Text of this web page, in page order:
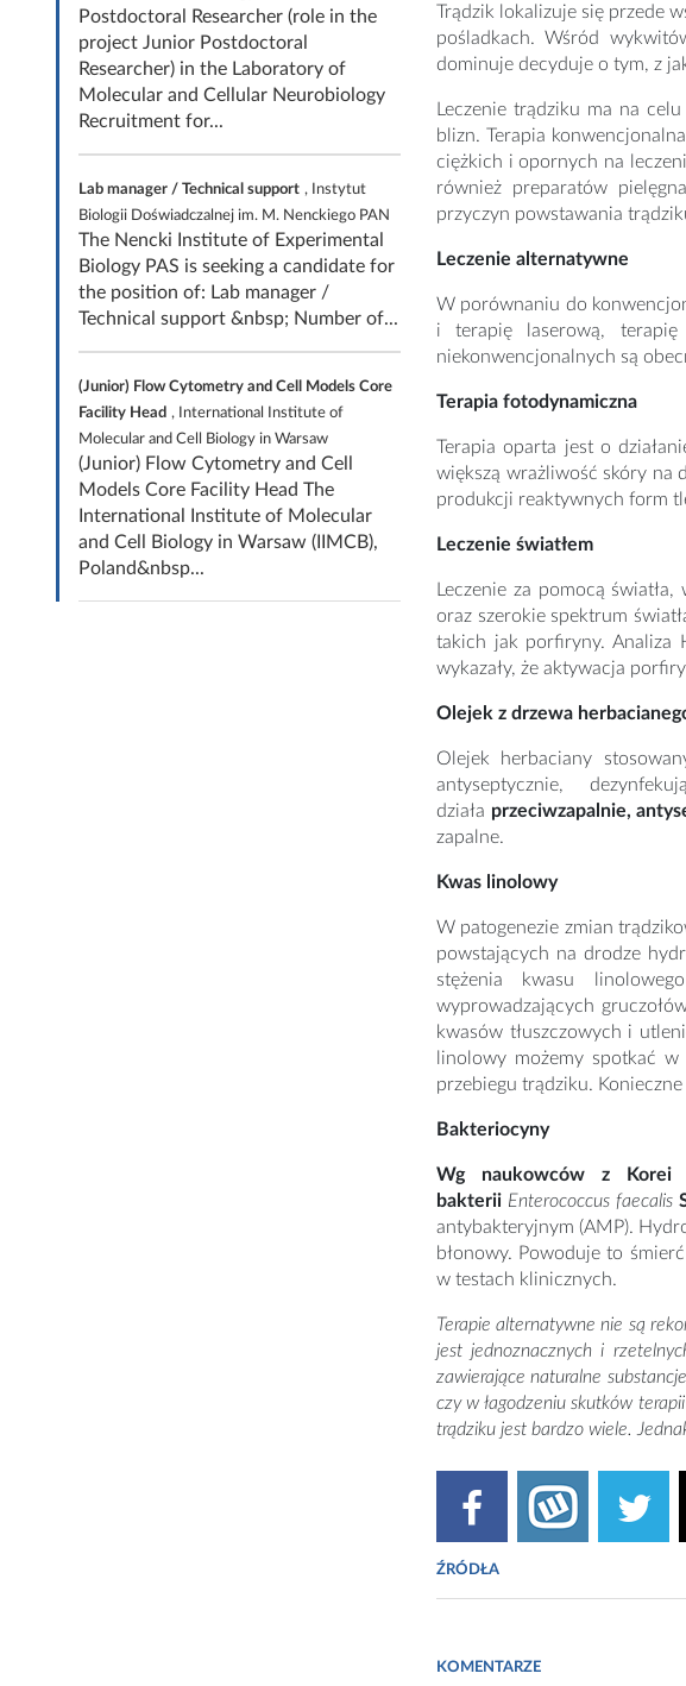
Postdoctoral Researcher (role in the
project Junior Postdoctoral
Researcher) in the Laboratory of
Molecular and Cellular Neurobiology
Recruitment for...
Lab manager / Technical support , Instytut
Biologii Doświadczalnej im. M. Nenckiego PAN
The Nencki Institute of Experimental
Biology PAS is seeking a candidate for
the position of: Lab manager /
Technical support &nbsp; Number of...
(Junior) Flow Cytometry and Cell Models Core
Facility Head , International Institute of
Molecular and Cell Biology in Warsaw
(Junior) Flow Cytometry and Cell
Models Core Facility Head The
International Institute of Molecular
and Cell Biology in Warsaw (IIMCB),
Poland&nbsp...
Trądzik lokalizuje się przede
pośladkach. Wśród
dominuje decyduje o tym, z
Leczenie trądziku ma na
blizn. Terapia
ciężkich i opornych na
również preparatów
przyczyn powstawania
Leczenie alternatywne
W porównaniu do
i terapię laserową, terapię
niekonwencjonalnych są
Terapia fotodynamiczna
Terapia oparta jest o
większą wrażliwość skóry na
produkcji reaktywnych form
Leczenie światłem
Leczenie za pomocą
oraz szerokie spektrum
takich jak porfiryny. Analiza
wykazały, że aktywacja
Olejek z drzewa
Olejek herbaciany
antyseptycznie,
działa przeciwzapalnie,
zapalne.
Kwas linolowy
W patogenezie zmian
powstających na drodze
stężenia kwasu
wyprowadzających
kwasów tłuszczowych i
linolowy możemy spotkać
przebiegu trądziku. Konieczne
Bakteriocyny
Wg naukowców z Korei
bakterii Enterococcus faecalis
antybakteryjnym (AMP).
błonowy. Powoduje to
w testach klinicznych.
Terapie alternatywne nie są
jest jednoznacznych i
zawierające naturalne
czy w łagodzeniu skutków
trądziku jest bardzo wiele.
ŹRÓDŁA
Szepietowski J., et al.
KOMENTARZE